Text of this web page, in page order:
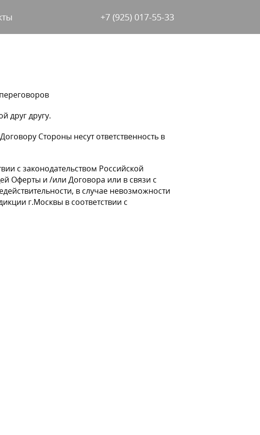
+7 (925) 017-55-33
друг другу.
Стороны несут ответственность в
с законодательством Российской
Оферты и /или Договора или в связи с
в случае невозможности
г.Москвы в соответствии с